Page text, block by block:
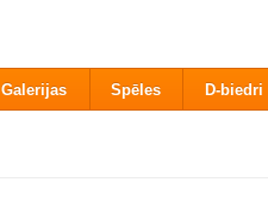
Galerijas Spēles D-biedri